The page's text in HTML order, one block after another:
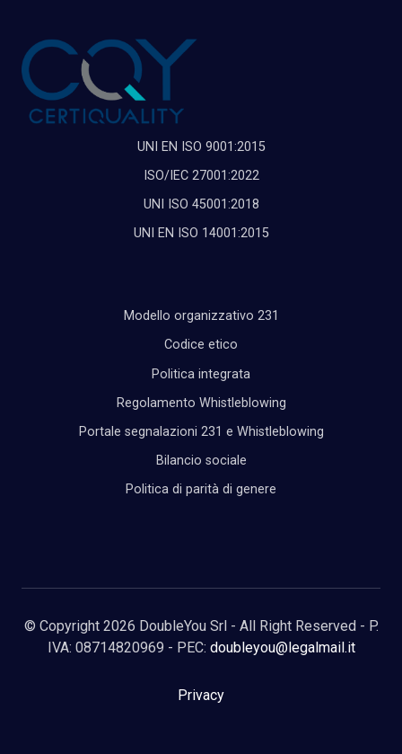
UNI EN ISO 9001:2015
ISO/IEC 27001:2022
UNI ISO 45001:2018
UNI EN ISO 14001:2015
Modello organizzativo 231
Codice etico
Politica integrata
Regolamento Whistleblowing
Portale segnalazioni 231 e Whistleblowing
Bilancio sociale
Politica di parità di genere
© Copyright 2026 DoubleYou Srl - All Right Reserved - P.
IVA: 08714820969 - PEC: doubleyou@legalmail.it
Privacy